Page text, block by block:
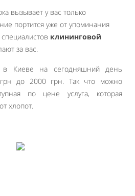
вызывает у вас только
портится уже от упоминания
клининговой
за вас.
в Киеве на сегодняшний день
до 2000 грн. Так что можно
по цене услуга, которая
хлопот.